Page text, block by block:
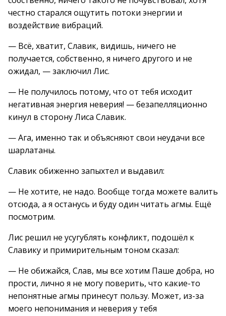
честно старался ощутить потоки энергии и
воздействие вибраций.
— Всё, хватит, Славик, видишь, ничего не
получается, собственно, я ничего другого и не
ожидал, — заключил Лис.
— Не получилось потому, что от тебя исходит
негативная энергия неверия! — безапелляционно
кинул в сторону Лиса Славик.
— Ага, именно так и объясняют свои неудачи все
шарлатаны.
Славик обиженно запыхтел и выдавил:
— Не хотите, не надо. Вообще тогда можете валить
отсюда, а я останусь и буду один читать агмы. Ещё
посмотрим.
Лис решил не усугублять конфликт, подошёл к
Славику и примирительным тоном сказал:
— Не обижайся, Слав, мы все хотим Паше добра, но
прости, лично я не могу поверить, что какие-то
непонятные агмы принесут пользу. Может, из-за
моего непонимания и неверия у тебя